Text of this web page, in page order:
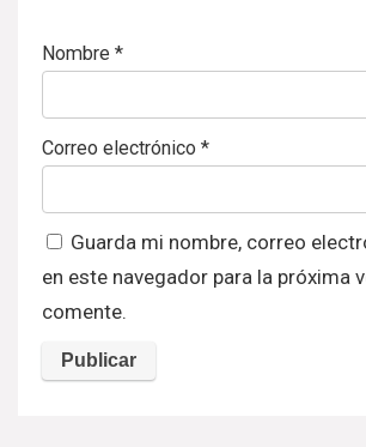
Nombre *
Correo electrónico *
Guarda mi nombre, correo
en este navegador para la próxima
comente.